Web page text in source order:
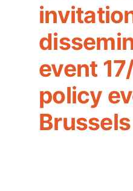
event
policy